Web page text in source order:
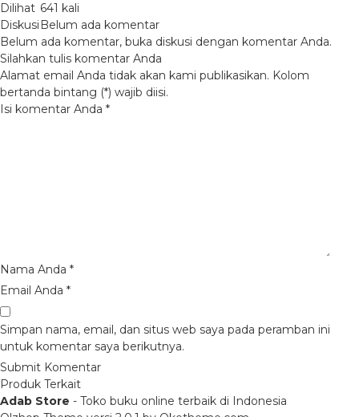
Dilihat 641 kali
Diskusi Belum ada komentar
Belum ada komentar, buka diskusi dengan komentar Anda.
Silahkan tulis komentar Anda
Alamat email Anda tidak akan kami publikasikan. Kolom
bertanda bintang (*) wajib diisi.
Isi komentar Anda *
Nama Anda *
Email Anda *
Simpan nama, email, dan situs web saya pada peramban ini
untuk komentar saya berikutnya.
Produk Terkait
Adab Store - Toko buku online terbaik di Indonesia